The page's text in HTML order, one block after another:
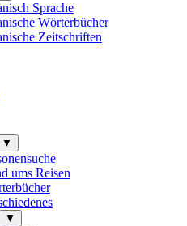
Sprache
Wörterbücher
Zeitschriften
▼
ums Reisen
▼